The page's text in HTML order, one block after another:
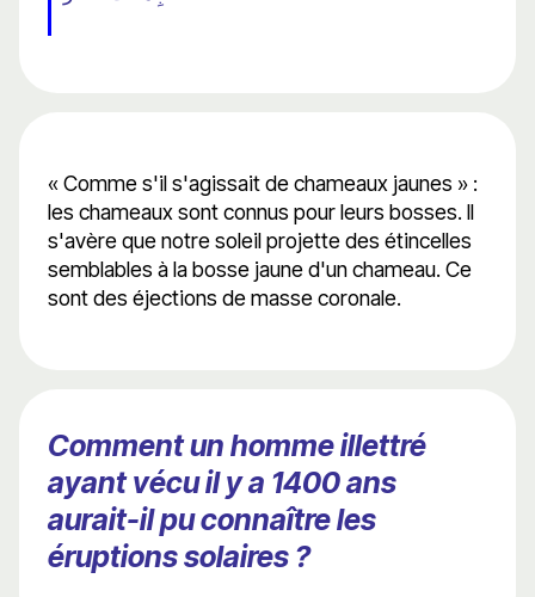
« Comme s'il s'agissait de chameaux jaunes » :
les chameaux sont connus pour leurs bosses. Il
s'avère que notre soleil projette des étincelles
semblables à la bosse jaune d'un chameau. Ce
sont des éjections de masse coronale.
Comment un homme illettré
ayant vécu il y a 1400 ans
aurait-il pu connaître les
éruptions solaires ?